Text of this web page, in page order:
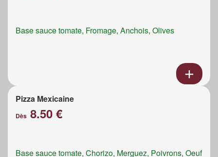
Base sauce tomate, Fromage, Anchois, Olives
Pizza Mexicaine
Dès 8.50 €
Base sauce tomate, Chorizo, Merguez, Poivrons, Oeuf